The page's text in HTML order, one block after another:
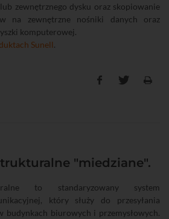
zewnętrznego dysku oraz skopiowanie
na zewnętrzne nośniki danych oraz
komputerowej.
Sunell.
"miedziane".
to standaryzowany system
który służy do przesyłania
budynkach biurowych i przemysłowych.